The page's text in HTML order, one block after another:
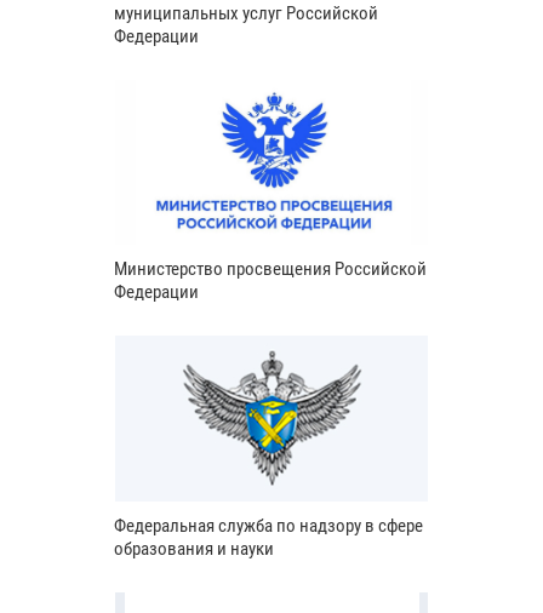
муниципальных услуг Российской
Федерации
Министерство просвещения Российской
Федерации
Федеральная служба по надзору в сфере
образования и науки